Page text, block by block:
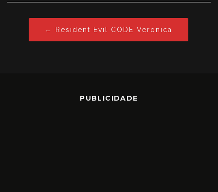
← Resident Evil CODE Veronica
PUBLICIDADE